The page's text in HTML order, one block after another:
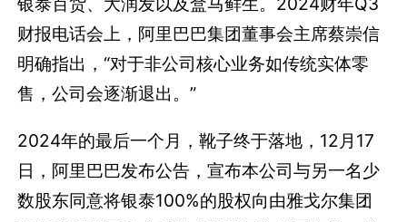
财报电话会上，阿里巴巴集团董事会主席蔡崇信
明确指出，“对于非公司核心业务如传统实体零
售，公司会逐渐退出。”
2024年的最后一个月，靴子终于落地，12月17
日，阿里巴巴发布公告，宣布本公司与另一名少
数股东同意将银泰100%的股权向由雅戈尔集团